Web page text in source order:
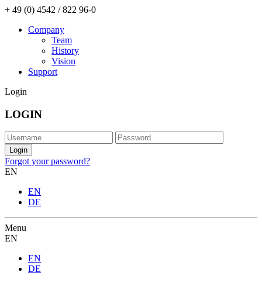
+ 49 (0) 4542 / 822 96-0
Company
Team
History
Vision
Support
Login
LOGIN
Forgot your password?
EN
EN
DE
Menu
EN
EN
DE